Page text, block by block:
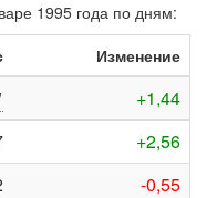
1995 года по дням:
Изменение
+1,44
+2,56
-0,55